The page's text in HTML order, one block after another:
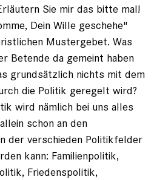
Sie mir das bitte mal!
Dein Wille geschehe"
Mustergebet. Was
Betende da gemeint haben
grundsätzlich nichts mit dem
die Politik geregelt wird?
wird nämlich bei uns alles
schon an den
der verschieden Politikfelder
kann: Familienpolitik,
Friedenspolitik,